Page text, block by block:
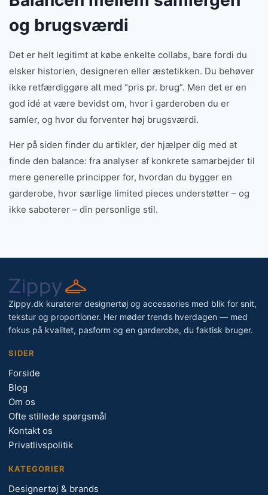
og brugsværdi
Det er helt legitimt at købe enkelte collabs, bare fordi du
elsker historien, designeren eller æstetikken. Du behøver
ikke retfærdiggøre alt med “pris pr. brug”. Men det er en
god idé at være bevidst om, hvor i garderoben du er
samler, og hvor du forventer høj brugsværdi.
Her på siden finder du artikler, der hjælper dig med at
finde den balance: fra analyser af konkrete samarbejder til
mere generelle principper for, hvordan du bygger en
garderobe, hvor særlige limited pieces understøtter – og
ikke saboterer – din personlige stil.
Zippy.dk kuraterer designertøj og accessories med blik for snit,
tekstur og proportioner. Her møder trends hverdagen — med
fokus på kvalitet, pasform og en garderobe, du faktisk bruger.
SIDER
Forside
Blog
Om os
Ofte stillede spørgsmål
Kontakt os
Privatlivspolitik
KATEGORIER
Designertøj & brands